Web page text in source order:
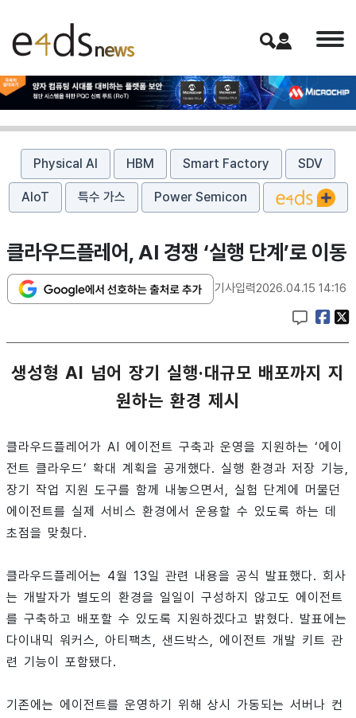
Physical AI HBM Smart Factory SDV
AIoT 특수 가스 Power Semicon
클라우드플레어, AI 경쟁 ‘실행 단계’로 이동
기사입력2026.04.15 14:16
생성형 AI 넘어 장기 실행·대규모 배포까지 지
원하는 환경 제시
클라우드플레어가 AI 에이전트 구축과 운영을 지원하는 ‘에이
전트 클라우드’ 확대 계획을 공개했다. 실행 환경과 저장 기능,
장기 작업 지원 도구를 함께 내놓으면서, 실험 단계에 머물던
에이전트를 실제 서비스 환경에서 운용할 수 있도록 하는 데
초점을 맞췄다.
클라우드플레어는 4월 13일 관련 내용을 공식 발표했다. 회사
는 개발자가 별도의 환경을 일일이 구성하지 않고도 에이전트
를 구축하고 배포할 수 있도록 지원하겠다고 밝혔다. 발표에는
다이내믹 워커스, 아티팩츠, 샌드박스, 에이전트 개발 키트 관
련 기능이 포함됐다.
기존에는 에이전트를 운영하기 위해 상시 가동되는 서버나 컨